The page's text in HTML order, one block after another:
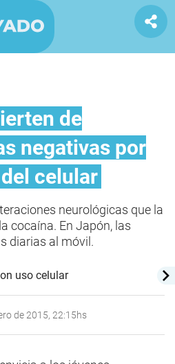
de
negativas por
celular
neurológicas que la
cocaína. En Japón, las
diarias al móvil.
de 2015, 22:15hs